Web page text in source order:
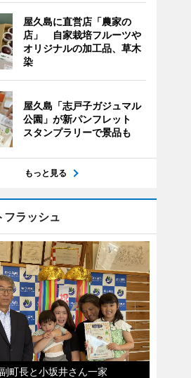
屋久島に直営店「農家の
店」 自家栽培フルーツや
オリジナルの加工品、草木
染
屋久島「志戸子ガジュマル
公園」が新パンフレット
スタンプラリーで景品も
もっと見る
フラッシュ
町長と小坂井さん一家